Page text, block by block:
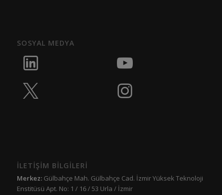
SOSYAL MEDYA
İLETİŞİM BİLGİLERİ
Merkez:Gülbahçe Mah. Gülbahçe Cad. İzmir Yüksek Teknoloji
Enstitüsü Apt. No: 1 / 16 / 53 Urla / İzmir